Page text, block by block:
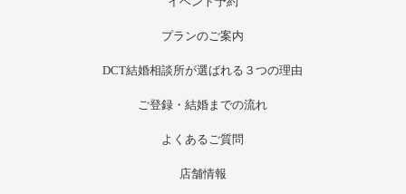
プランのご案内
DCT結婚相談所が選ばれる３つの理由
ご登録・結婚までの流れ
よくあるご質問
店舗情報